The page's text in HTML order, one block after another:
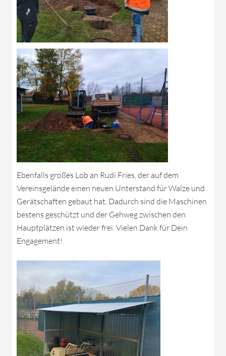
Ebenfalls großes Lob an Rudi Fries, der auf dem
Vereinsgelände einen neuen Unterstand für Walze und
Gerätschaften gebaut hat. Dadurch sind die Maschinen
bestens geschützt und der Gehweg zwischen den
Hauptplätzen ist wieder frei. Vielen Dank für Dein
Engagement!